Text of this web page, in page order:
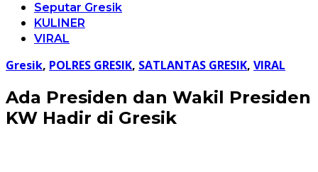
Seputar Gresik
KULINER
VIRAL
Gresik, POLRES GRESIK, SATLANTAS GRESIK, VIRAL
Ada Presiden dan Wakil Presiden
KW Hadir di Gresik